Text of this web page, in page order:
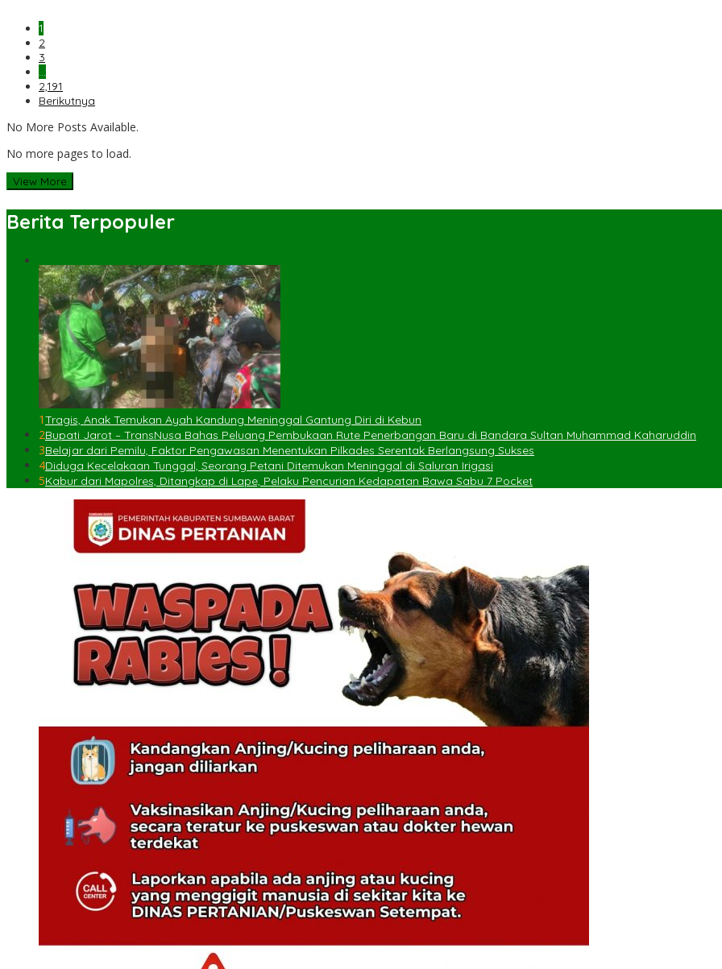
1
2
3
…
2,191
Berikutnya
No More Posts Available.
No more pages to load.
View More
Berita Terpopuler
1Tragis, Anak Temukan Ayah Kandung Meninggal Gantung Diri di Kebun
2Bupati Jarot – TransNusa Bahas Peluang Pembukaan Rute Penerbangan Baru di Bandara Sultan Muhammad Kaharuddin
3Belajar dari Pemilu, Faktor Pengawasan Menentukan Pilkades Serentak Berlangsung Sukses
4Diduga Kecelakaan Tunggal, Seorang Petani Ditemukan Meninggal di Saluran Irigasi
5Kabur dari Mapolres, Ditangkap di Lape, Pelaku Pencurian Kedapatan Bawa Sabu 7 Pocket